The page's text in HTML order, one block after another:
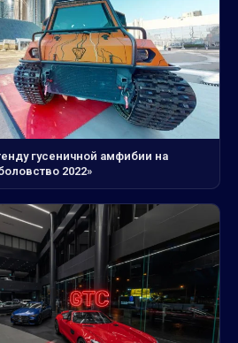
гусеничной амфибии на
2022»